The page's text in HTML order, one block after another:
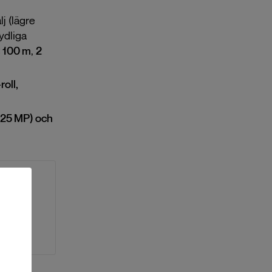
(lägre
100 m, 2
MP) och